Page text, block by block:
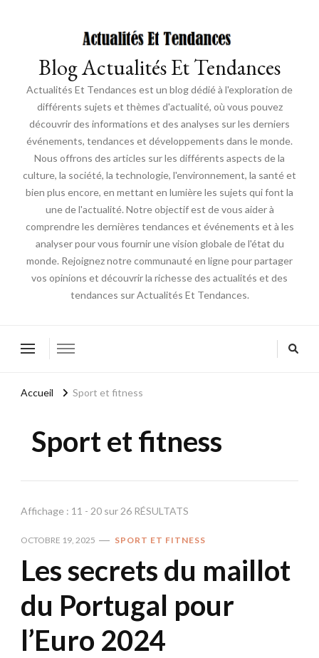
Blog Actualités Et Tendances
Actualités Et Tendances est un blog dédié à l'exploration de
différents sujets et thèmes d'actualité, où vous pouvez
découvrir des informations et des analyses sur les derniers
événements, tendances et développements dans le monde.
Nous offrons des articles sur les différents aspects de la
culture, la société, la technologie, l'environnement, la santé et
bien plus encore, en mettant en lumière les sujets qui font la
une de l'actualité. Notre objectif est de vous aider à
comprendre les dernières tendances et événements et à les
analyser pour vous fournir une vision globale de l'état du
monde. Rejoignez notre communauté en ligne pour partager
vos opinions et découvrir la richesse des actualités et des
tendances sur Actualités Et Tendances.
Accueil Sport et fitness
Sport et fitness
Affichage : 11 - 20 sur 26 RÉSULTATS
OCTOBRE 19, 2025 SPORT ET FITNESS
Les secrets du maillot
du Portugal pour
l’Euro 2024